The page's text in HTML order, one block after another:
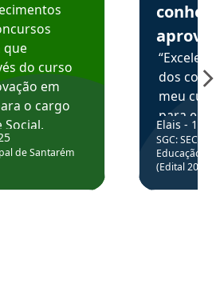
que
do curso
em
o cargo
Social.
na
de Santarém
aprova
dos
meu
para
colocar
através
de
Elais - 15/
SGC: SEC BA
Educação
(Edital